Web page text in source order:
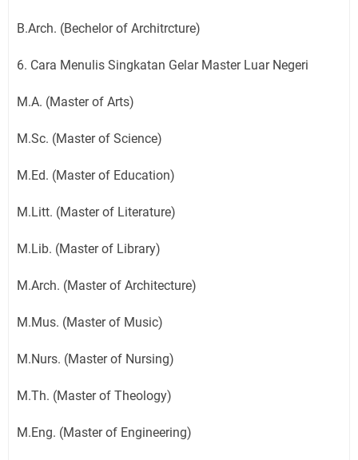
B.Arch. (Bechelor of Architrcture)
6. Cara Menulis Singkatan Gelar Master Luar Negeri
M.A. (Master of Arts)
M.Sc. (Master of Science)
M.Ed. (Master of Education)
M.Litt. (Master of Literature)
M.Lib. (Master of Library)
M.Arch. (Master of Architecture)
M.Mus. (Master of Music)
M.Nurs. (Master of Nursing)
M.Th. (Master of Theology)
M.Eng. (Master of Engineering)